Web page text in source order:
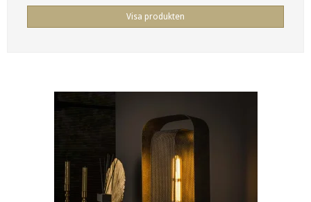
Visa produkten